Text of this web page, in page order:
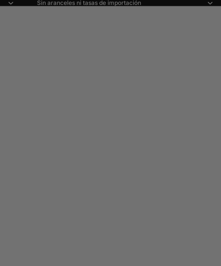
Sin aranceles ni tasas de importación